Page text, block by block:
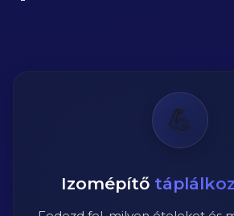
💪
Izomépítő